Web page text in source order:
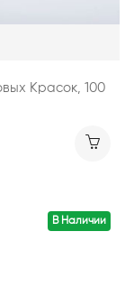
Красок, 100
В Наличии